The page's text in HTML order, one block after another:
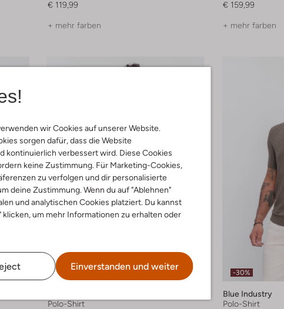
wir Cookies auf unserer Website.
sorgen dafür, dass die Website
kontinuierlich verbessert wird. Diese Cookies
keine Zustimmung. Für Marketing-Cookies,
zu verfolgen und dir personalisierte
deine Zustimmung. Wenn du auf "Ablehnen"
und analytischen Cookies platziert. Du kannst
um mehr Informationen zu erhalten oder
Einverstanden und weiter
€ 119,99
+ mehr farben
€ 159,99
+ mehr farben
-30%
Polo-Shirt
-30%
Blue Industry
Polo-Shirt